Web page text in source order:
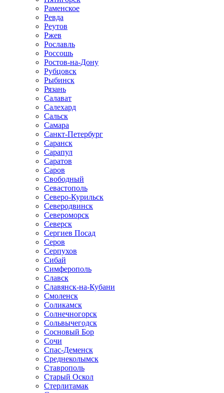
Раменское
Ревда
Реутов
Ржев
Рославль
Россошь
Ростов-на-Дону
Рубцовск
Рыбинск
Рязань
Салават
Салехард
Сальск
Самара
Санкт-Петербург
Саранск
Сарапул
Саратов
Саров
Свободный
Севастополь
Северо-Курильск
Северодвинск
Североморск
Северск
Сергиев Посад
Серов
Серпухов
Сибай
Симферополь
Славск
Славянск-на-Кубани
Смоленск
Соликамск
Солнечногорск
Сольвычегодск
Сосновый Бор
Сочи
Спас-Деменск
Среднеколымск
Ставрополь
Старый Оскол
Стерлитамак